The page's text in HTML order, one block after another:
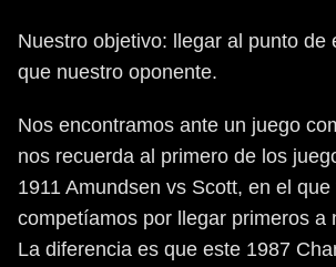
Nuestro objetivo: llegar al punto de
que nuestro oponente.
Nos encontramos ante un juego
nos recuerda al primero de los
1911 Amundsen vs Scott, en el que
competíamos por llegar primeros a
La diferencia es que este 1987